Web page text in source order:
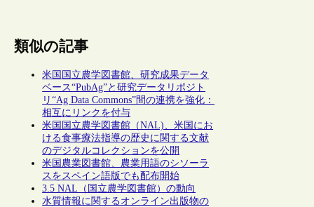
類似の記事
米国国立農学図書館、研究成果データ
ベース“PubAg”と研究データリポジト
リ“Ag Data Commons”間の連携を強化：
相互にリンクを付与
米国国立農学図書館（NAL)、米国にお
ける食事療法指導の歴史に関する文献
のデジタルコレクションを公開
米国農業図書館、農業用語のシソーラ
スをスペイン語版でも配布開始
3.5 NAL（国立農学図書館）の動向
水質情報に関するオンライン出版物の